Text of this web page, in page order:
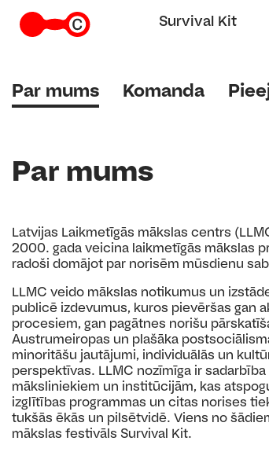
Survival Kit
Par mums Komanda
Par mums
Latvijas Laikmetīgās mākslas centrs
2000. gada veicina laikmetīgās mākslas
radoši domājot par norisēm mūsdienu
LLMC veido mākslas notikumus un
publicē izdevumus, kuros pievēršas gan
procesiem, gan pagātnes norišu
Austrumeiropas un plašāka
minoritāšu jautājumi, individuālās un
perspektīvas. LLMC nozīmīga ir
māksliniekiem un institūcijām, kas
izglītības programmas un citas norises
tukšās ēkās un pilsētvidē. Viens no
mākslas festivāls Survival Kit.